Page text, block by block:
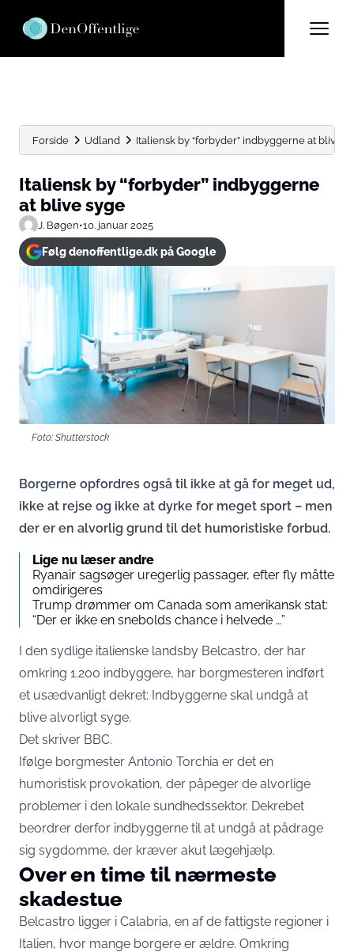
Forside Udland Italiensk by “forbyder” indbyggerne at blive
Italiensk by “forbyder” indbyggerne
at blive syge
J. Bøgen•10. januar 2025
Følg denoffentlige.dk på Google
Foto: Shutterstock
Borgerne opfordres også til ikke at gå for meget ud,
ikke at rejse og ikke at dyrke for meget sport – men
der er en alvorlig grund til det humoristiske forbud.
Lige nu læser andre
Ryanair sagsøger uregerlig passager, efter fly måtte
omdirigeres
Trump drømmer om Canada som amerikansk stat:
“Der er ikke en snebolds chance i helvede …”
I den sydlige italienske landsby Belcastro, der har
omkring 1.200 indbyggere, har borgmesteren indført
et usædvanligt dekret: Indbyggerne skal undgå at
blive alvorligt syge.
Det skriver BBC.
Ifølge borgmester Antonio Torchia er det en
humoristisk provokation, der påpeger de alvorlige
problemer i den lokale sundhedssektor. Dekrebet
beordrer derfor indbyggerne til at undgå at pådrage
sig sygdomme, der kræver akut lægehjælp.
Over en time til nærmeste
skadestue
Belcastro ligger i Calabria, en af de fattigste regioner i
Italien, hvor mange borgere er ældre. Omkring